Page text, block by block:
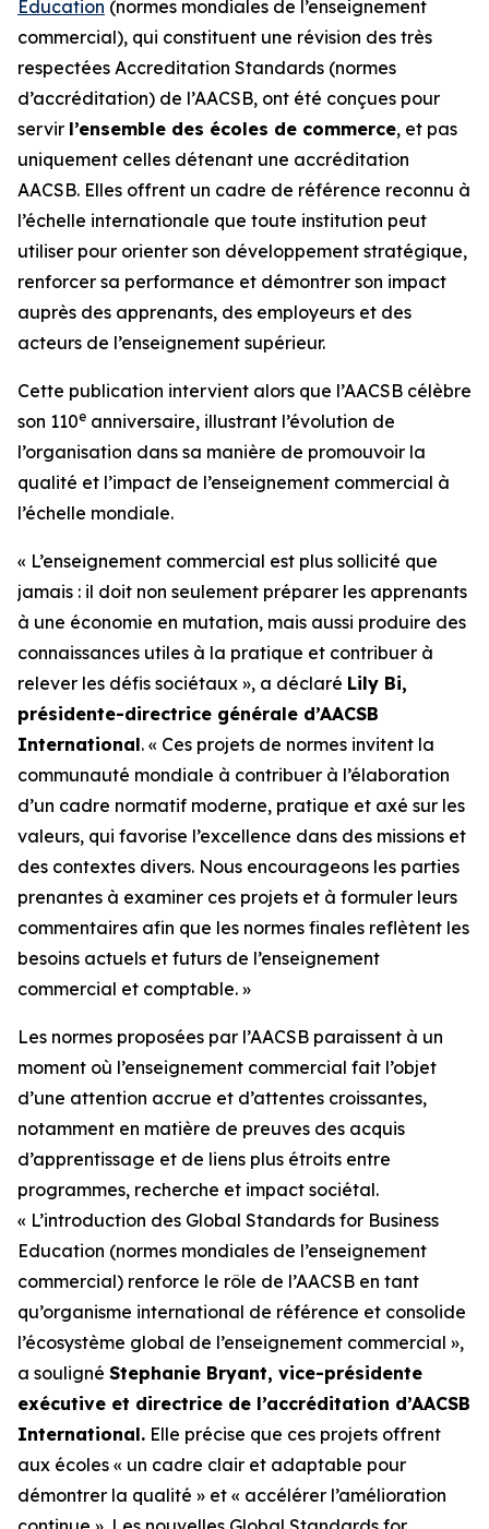
Education (normes mondiales de l’enseignement
commercial), qui constituent une révision des très
respectées Accreditation Standards (normes
d’accréditation) de l’AACSB, ont été conçues pour
servir l’ensemble des écoles de commerce, et pas
uniquement celles détenant une accréditation
AACSB. Elles offrent un cadre de référence reconnu à
l’échelle internationale que toute institution peut
utiliser pour orienter son développement stratégique,
renforcer sa performance et démontrer son impact
auprès des apprenants, des employeurs et des
acteurs de l’enseignement supérieur.
Cette publication intervient alors que l’AACSB célèbre
son 110e anniversaire, illustrant l’évolution de
l’organisation dans sa manière de promouvoir la
qualité et l’impact de l’enseignement commercial à
l’échelle mondiale.
« L’enseignement commercial est plus sollicité que
jamais : il doit non seulement préparer les apprenants
à une économie en mutation, mais aussi produire des
connaissances utiles à la pratique et contribuer à
relever les défis sociétaux », a déclaré Lily Bi,
présidente-directrice générale d’AACSB
International. « Ces projets de normes invitent la
communauté mondiale à contribuer à l’élaboration
d’un cadre normatif moderne, pratique et axé sur les
valeurs, qui favorise l’excellence dans des missions et
des contextes divers. Nous encourageons les parties
prenantes à examiner ces projets et à formuler leurs
commentaires afin que les normes finales reflètent les
besoins actuels et futurs de l’enseignement
commercial et comptable. »
Les normes proposées par l’AACSB paraissent à un
moment où l’enseignement commercial fait l’objet
d’une attention accrue et d’attentes croissantes,
notamment en matière de preuves des acquis
d’apprentissage et de liens plus étroits entre
programmes, recherche et impact sociétal.
« L’introduction des Global Standards for Business
Education (normes mondiales de l’enseignement
commercial) renforce le rôle de l’AACSB en tant
qu’organisme international de référence et consolide
l’écosystème global de l’enseignement commercial »,
a souligné Stephanie Bryant, vice-présidente
exécutive et directrice de l’accréditation d’AACSB
International. Elle précise que ces projets offrent
aux écoles « un cadre clair et adaptable pour
démontrer la qualité » et « accélérer l’amélioration